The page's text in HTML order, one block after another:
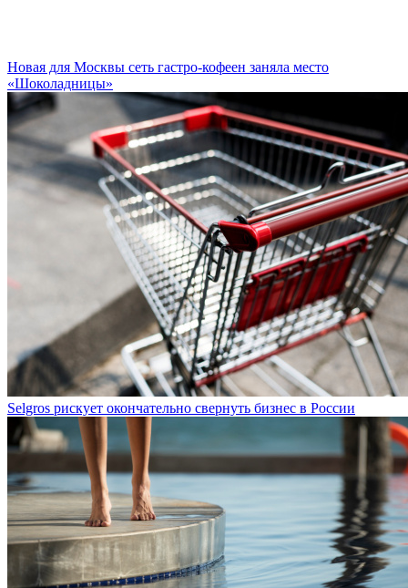
«Шоколадницы»
Selgros рискует окончательно свернуть бизнес в России